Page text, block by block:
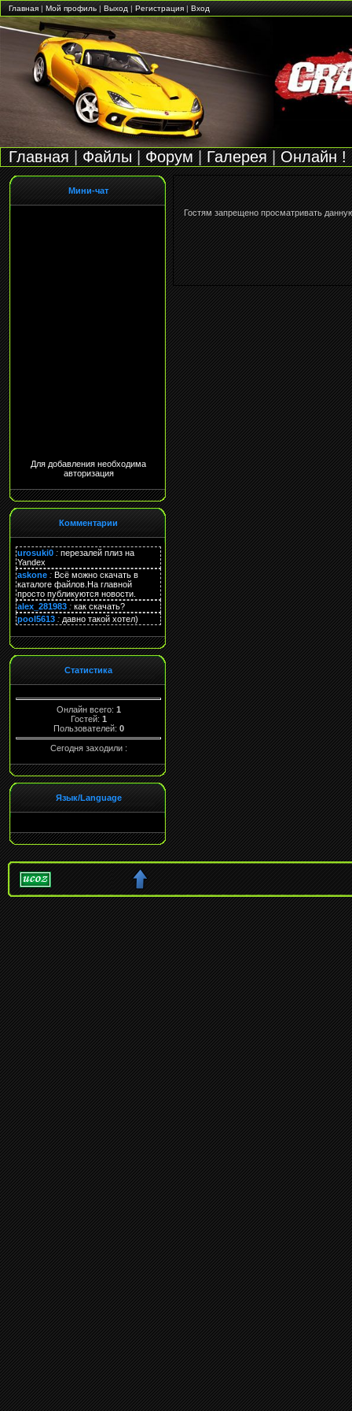
Главная | Мой профиль | Выход | Регистрация | Вход
Главная|Файлы|Форум|Галерея|Онлайн !
Мини-чат
Для добавления необходима
авторизация
Комментарии
urosuki0 : перезалей плиз на
Yandex
askone : Всё можно скачать в
каталоге файлов.На главной
просто публикуются новости.
alex_281983 : как скачать?
pool5613 : давно такой хотел)
Статистика
Онлайн всего: 1
Гостей: 1
Пользователей: 0
Сегодня заходили :
Язык/Language
Гостям запрещено просматривать